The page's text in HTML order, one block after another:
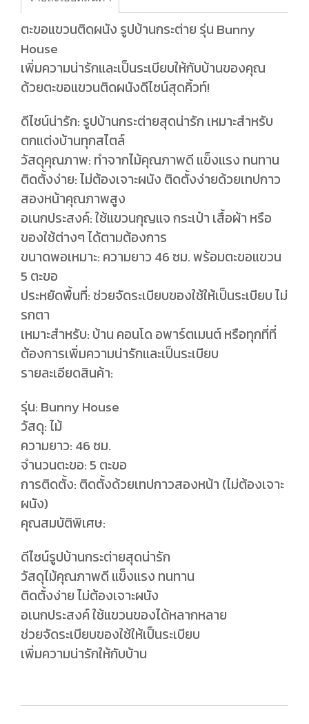
ตะขอแขวนติดผนัง รูปบ้านกระต่าย รุ่น Bunny
House
เพิ่มความน่ารักและเป็นระเบียบให้กับบ้านของคุณ
ด้วยตะขอแขวนติดผนังดีไซน์สุดคิ้วท์!
ดีไซน์น่ารัก: รูปบ้านกระต่ายสุดน่ารัก เหมาะสำหรับ
ตกแต่งบ้านทุกสไตล์
วัสดุคุณภาพ: ทำจากไม้คุณภาพดี แข็งแรง ทนทาน
ติดตั้งง่าย: ไม่ต้องเจาะผนัง ติดตั้งง่ายด้วยเทปกาว
สองหน้าคุณภาพสูง
อเนกประสงค์: ใช้แขวนกุญแจ กระเป๋า เสื้อผ้า หรือ
ของใช้ต่างๆ ได้ตามต้องการ
ขนาดพอเหมาะ: ความยาว 46 ซม. พร้อมตะขอแขวน
5 ตะขอ
ประหยัดพื้นที่: ช่วยจัดระเบียบของใช้ให้เป็นระเบียบ ไม่
รกตา
เหมาะสำหรับ: บ้าน คอนโด อพาร์ตเมนต์ หรือทุกที่ที่
ต้องการเพิ่มความน่ารักและเป็นระเบียบ
รายละเอียดสินค้า:
รุ่น: Bunny House
วัสดุ: ไม้
ความยาว: 46 ซม.
จำนวนตะขอ: 5 ตะขอ
การติดตั้ง: ติดตั้งด้วยเทปกาวสองหน้า (ไม่ต้องเจาะ
ผนัง)
คุณสมบัติพิเศษ:
ดีไซน์รูปบ้านกระต่ายสุดน่ารัก
วัสดุไม้คุณภาพดี แข็งแรง ทนทาน
ติดตั้งง่าย ไม่ต้องเจาะผนัง
อเนกประสงค์ ใช้แขวนของได้หลากหลาย
ช่วยจัดระเบียบของใช้ให้เป็นระเบียบ
เพิ่มความน่ารักให้กับบ้าน